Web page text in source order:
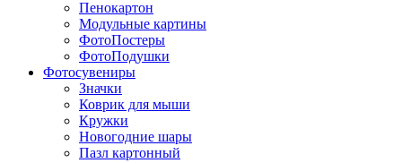
Пенокартон
Модульные картины
ФотоПостеры
ФотоПодушки
Фотоcувениры
Значки
Коврик для мыши
Кружки
Новогодние шары
Пазл картонный